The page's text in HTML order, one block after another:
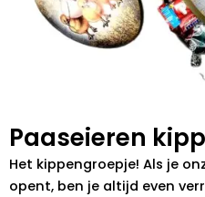
Paaseieren
Het kippengroepje! Als je
opent, ben je altijd even